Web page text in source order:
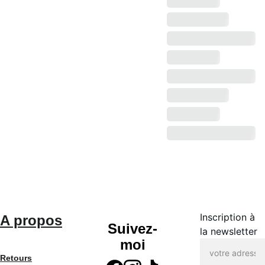
Suivez-
moi
Retours
A propos
Inscription à
la newsletter